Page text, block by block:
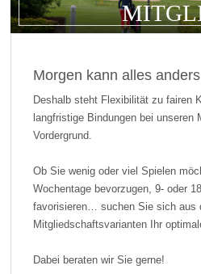
Morgen kann alles
Deshalb steht Flexibilität zu fairen
langfristige Bindungen bei unseren
Vordergrund.
Ob Sie wenig oder viel Spielen
Wochentage bevorzugen, 9- oder
favorisieren… suchen Sie sich aus
Mitgliedschaftsvarianten Ihr
Dabei beraten wir Sie gerne!